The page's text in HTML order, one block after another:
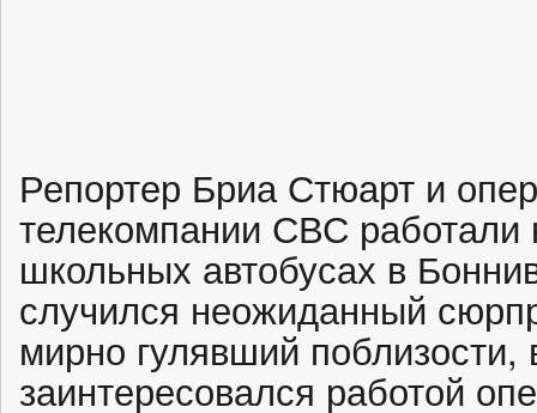
Репортер Бриа Стюарт и
телекомпании СВС
школьных автобусах в
случился неожиданный
мирно гулявший поблизости,
заинтересовался работой